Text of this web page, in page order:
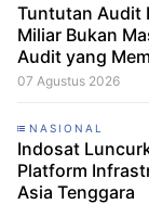
Tuntutan Audit
Miliar Bukan
Audit yang
07 Agustus 2026
NASIONAL
Indosat
Platform
Asia Tenggara